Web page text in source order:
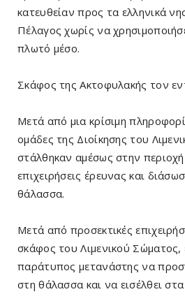
κατευθείαν προς τα ελληνικά
Πέλαγος χωρίς να
πλωτό μέσο.
Σκάφος της Ακτοφυλακής τον
Μετά από μια κρίσιμη
ομάδες της Διοίκησης του
στάλθηκαν αμέσως στην περιοχή
επιχειρήσεις έρευνας και
θάλασσα.
Μετά από προσεκτικές
σκάφος του Λιμενικού Σώματος,
παράτυπος μετανάστης να
στη θάλασσα και να εισέλθει